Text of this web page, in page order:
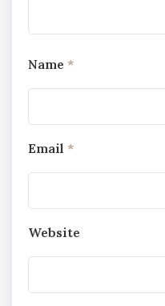
Name *
Email *
Website